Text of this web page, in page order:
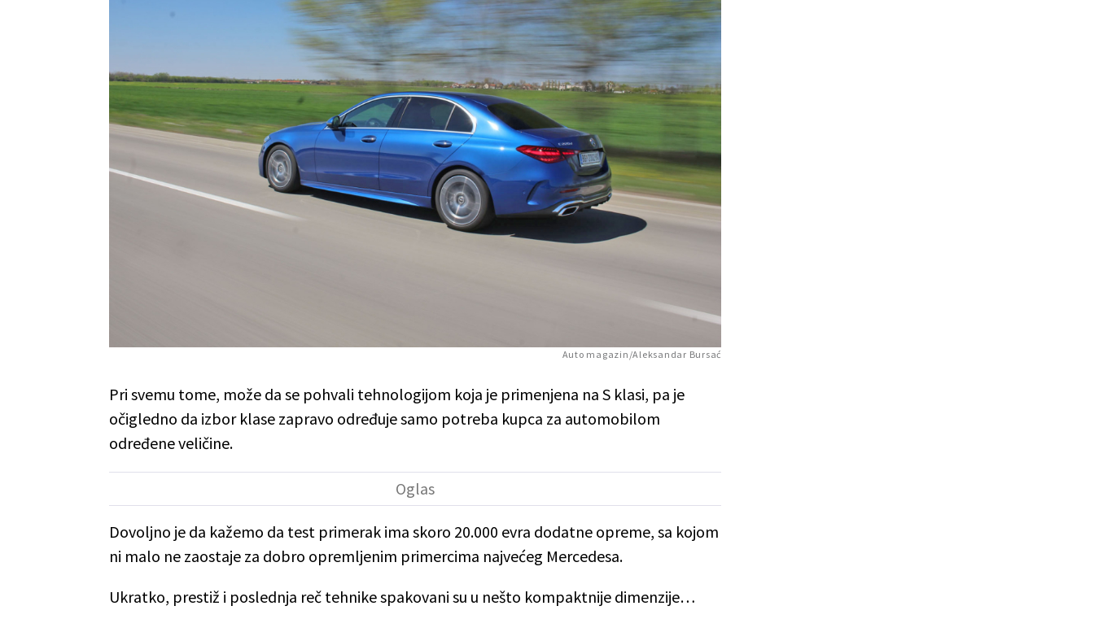
Auto magazin/Aleksandar Bursać
Pri svemu tome, može da se pohvali tehnologijom koja je primenjena na S klasi, pa je
očigledno da izbor klase zapravo određuje samo potreba kupca za automobilom
određene veličine.
Dovoljno je da kažemo da test primerak ima skoro 20.000 evra dodatne opreme, sa kojom
ni malo ne zaostaje za dobro opremljenim primercima najvećeg Mercedesa.
Ukratko, prestiž i poslednja reč tehnike spakovani su u nešto kompaktnije dimenzije…